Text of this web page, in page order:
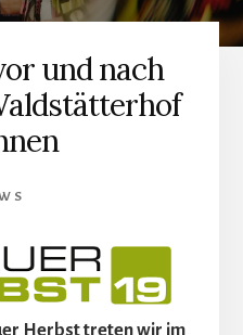
und nach
Herbst treten wir im